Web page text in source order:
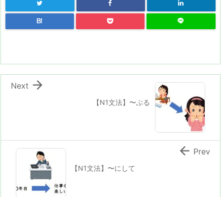
B!
【N1文法】〜ぶる

Next
【N1文法】〜にして
 Prev